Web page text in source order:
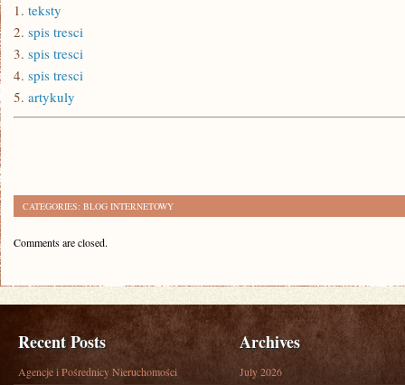
1. teksty
2. spis tresci
3. spis tresci
4. spis tresci
5. artykuly
CATEGORIES: BLOG INTERNETOWY
Comments are closed.
Recent Posts
Agencje i Pośrednicy Nieruchomości
Archives
July 2026